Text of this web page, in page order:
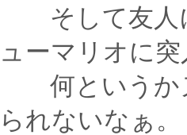
そして友人
ューマリオに突
何というか
られないなぁ。